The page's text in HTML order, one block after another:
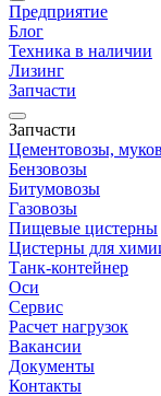
Предприятие
Блог
Техника в наличии
Лизинг
Запчасти
Запчасти
Цементовозы,
Бензовозы
Битумовозы
Газовозы
Пищевые цистерны
Цистерны для
Танк-контейнер
Оси
Сервис
Расчет нагрузок
Вакансии
Документы
Контакты